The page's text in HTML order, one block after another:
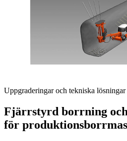
Uppgraderingar och tekniska lösningar
Fjärrstyrd borrning
för